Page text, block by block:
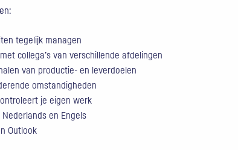
tegelijk managen
collega’s van verschillende afdelingen
van productie- en leverdoelen
omstandigheden
je eigen werk
en Engels
Outlook